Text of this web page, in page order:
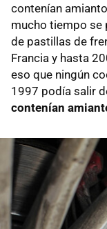
contenían
mucho tiempo se
de pastillas de
Francia y hasta
eso que ningún
1997 podía salir
contenían